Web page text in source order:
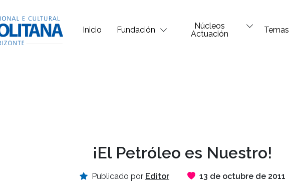
Inicio Fundación
Núcleos
Actuación
Temas
¡El Petróleo es Nuestro!
Publicado por Editor 13 de octubre de 2011